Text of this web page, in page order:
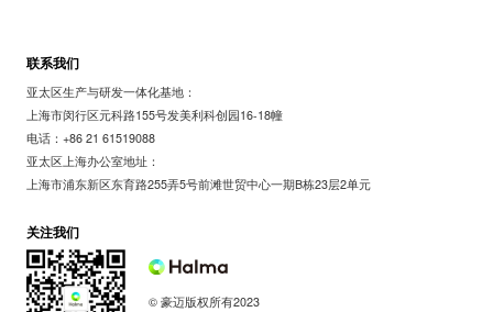
联系我们
亚太区生产与研发一体化基地：
上海市闵行区元科路155号发美利科创园16-18幢
电话：+86 21 61519088
亚太区上海办公室地址：
上海市浦东新区东育路255弄5号前滩世贸中心一期B栋23层2单元
关注我们
© 豪迈版权所有2023